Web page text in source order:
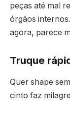
peças até mal
órgãos
agora, parece
Truque
Quer shape
cinto faz